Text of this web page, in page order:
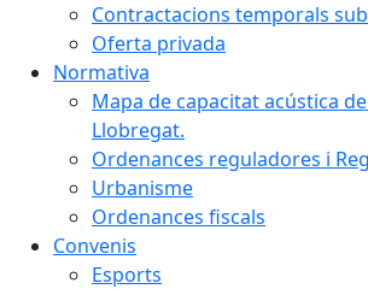
Contractacions temporals
Oferta privada
Normativa
Mapa de capacitat acústica
Llobregat.
Ordenances reguladores i
Urbanisme
Ordenances fiscals
Convenis
Esports